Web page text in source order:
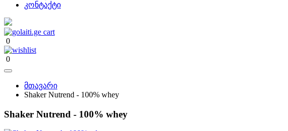
კონტაქტი
0
0
მთავარი
Shaker Nutrend - 100% whey
Shaker Nutrend - 100% whey